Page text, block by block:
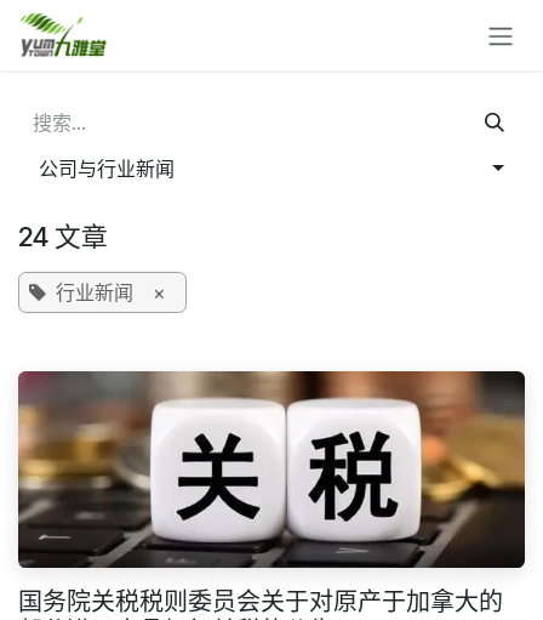
跳至内容
公司与行业新闻
24 文章
行业新闻 ×
国务院关税税则委员会关于对原产于加拿大的